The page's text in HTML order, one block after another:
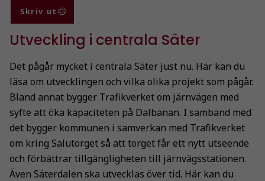
Skriv ut
Utveckling i centrala Säter
Det pågår mycket i centrala Säter just nu. Här kan du
läsa om utvecklingen och vilka olika projekt som pågår.
Bland annat bygger Trafikverket om järnvägen med
syfte att öka kapaciteten på Dalbanan. I samband med
det bygger kommunen i samverkan med Trafikverket
om kring Salutorget så att torget får ett nytt utseende
och förbättrar tillgängligheten till järnvägsstationen.
Även Säterdalen ska utvecklas över tid. Här kan du